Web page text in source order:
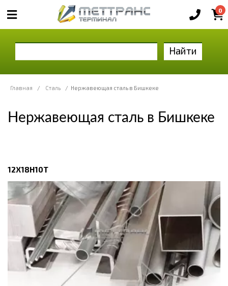
0
Найти
Главная / Сталь / Нержавеющая сталь в Бишкеке
Нержавеющая сталь в Бишкеке
12Х18Н10Т